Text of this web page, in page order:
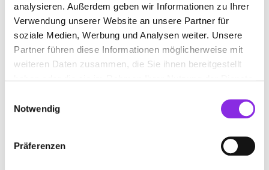
analysieren. Außerdem geben wir Informationen zu Ihrer
Verwendung unserer Website an unsere Partner für
soziale Medien, Werbung und Analysen weiter. Unsere
Partner führen diese Informationen möglicherweise mit
weiteren Daten zusammen, die Sie ihnen bereitgestellt
Notwendig
Präferenzen
SERVICE & DIENSTLEISTUNGEN
SPORT & FREIZEIT